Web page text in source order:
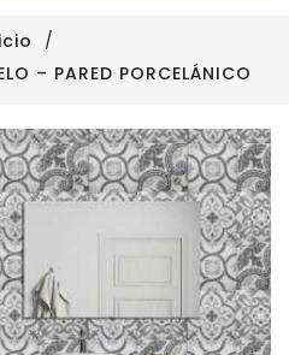
– PARED PORCELÁNICO